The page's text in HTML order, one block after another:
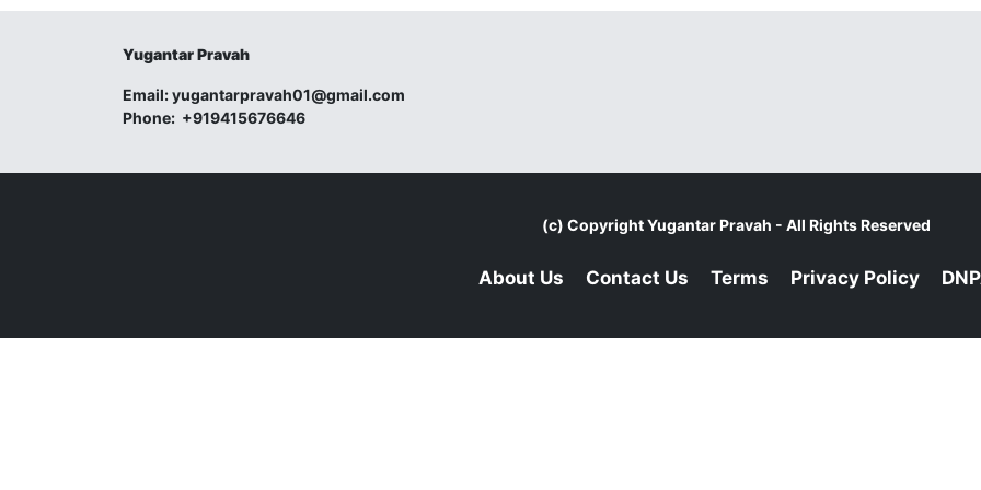
Yugantar Pravah
Email:yugantarpravah01@gmail.com
Phone: +919415676646
(c) CopyrightYugantar Pravah - All Rights Reserved
About Us Contact Us Terms Privacy Policy